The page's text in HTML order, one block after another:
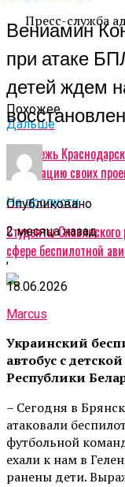
Пресс-служба
Похожее
Дальше
Молодежь
реализацию своих
Не пропусти
Студенты
сфере беспилотной
Вениамин
при атаке
детей ждем
Опубликовано
2 месяца назад
,
18.06.2026
Marcus
Украинский
автобус с
Республики
– Сегодня в
атаковали
футбольной
ехали к нам в
ранены дети.